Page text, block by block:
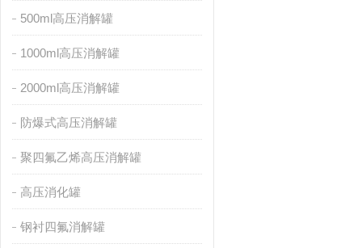
500ml高压消解罐
1000ml高压消解罐
2000ml高压消解罐
防爆式高压消解罐
聚四氟乙烯高压消解罐
高压消化罐
钢衬四氟消解罐